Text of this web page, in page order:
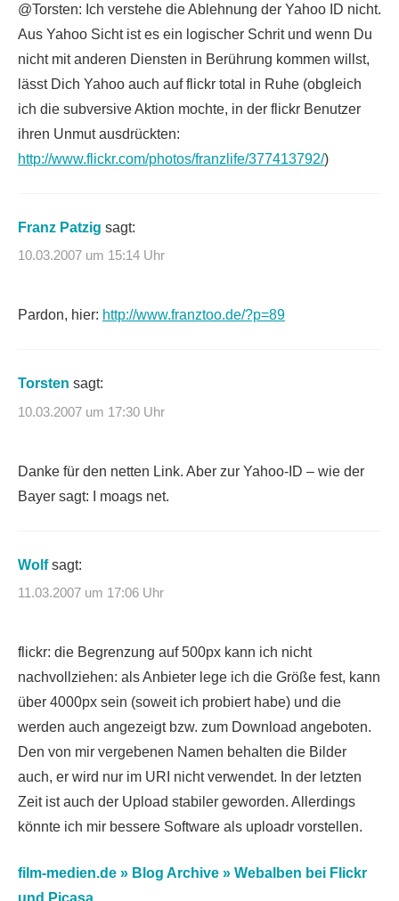
@Torsten: Ich verstehe die Ablehnung der Yahoo ID nicht.
Aus Yahoo Sicht ist es ein logischer Schrit und wenn Du
nicht mit anderen Diensten in Berührung kommen willst,
lässt Dich Yahoo auch auf flickr total in Ruhe (obgleich
ich die subversive Aktion mochte, in der flickr Benutzer
ihren Unmut ausdrückten:
http://www.flickr.com/photos/franzlife/377413792/)
Franz Patzig sagt:
10.03.2007 um 15:14 Uhr
Pardon, hier: http://www.franztoo.de/?p=89
Torsten sagt:
10.03.2007 um 17:30 Uhr
Danke für den netten Link. Aber zur Yahoo-ID – wie der
Bayer sagt: I moags net.
Wolf sagt:
11.03.2007 um 17:06 Uhr
flickr: die Begrenzung auf 500px kann ich nicht
nachvollziehen: als Anbieter lege ich die Größe fest, kann
über 4000px sein (soweit ich probiert habe) und die
werden auch angezeigt bzw. zum Download angeboten.
Den von mir vergebenen Namen behalten die Bilder
auch, er wird nur im URI nicht verwendet. In der letzten
Zeit ist auch der Upload stabiler geworden. Allerdings
könnte ich mir bessere Software als uploadr vorstellen.
film-medien.de » Blog Archive » Webalben bei Flickr